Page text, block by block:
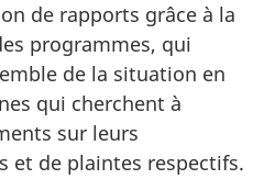
de rapports grâce à la
programmes, qui
de la situation en
qui cherchent à
sur leurs
et de plaintes respectifs.